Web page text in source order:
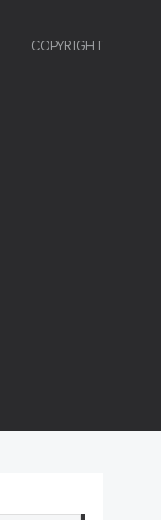
COPYRIGHT